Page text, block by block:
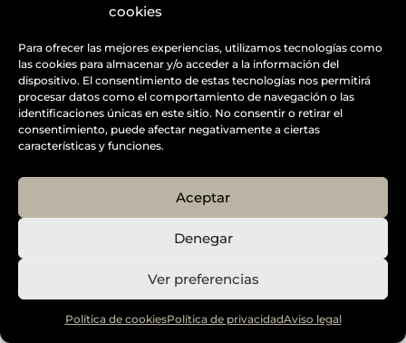
cookies
Para ofrecer las mejores experiencias, utilizamos tecnologías como
las cookies para almacenar y/o acceder a la información del
dispositivo. El consentimiento de estas tecnologías nos permitirá
procesar datos como el comportamiento de navegación o las
identificaciones únicas en este sitio. No consentir o retirar el
consentimiento, puede afectar negativamente a ciertas
características y funciones.
Aceptar
Denegar
Ver preferencias
Política de cookiesPolítica de privacidadAviso legal